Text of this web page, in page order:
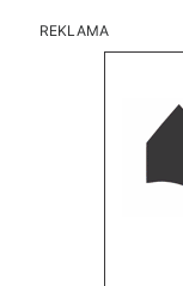
REKLAMA